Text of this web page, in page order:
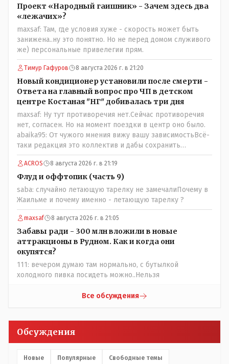
было в истории независимого Казахстана депутата
который что то указывал бы действующему президенту,
не иначе инопланетянин, ну а на чём инопланетяне
передвигаются?
Проект «Народный гаишник» - Зачем здесь два
«лежачих»?
maxsaf: Там, где условия хуже - скорость может быть
занижена..ну это понятно. Но не перед домом служивого
же) персональные привелегии прям.
Тимур Гафуров 8 августа 2026 г. в 21:20
Новый кондиционер установили после смерти -
Ответа на главный вопрос про ЧП в детском
центре Костаная "НГ" добивалась три дня
maxsaf: Ну тут противоречия нет.Сейчас противоречия
нет, согласен. Но на момент поездки в центр оно было.
abaika95: От чужого мнения вижу вашу зависимостьВсё-
таки редакция это коллектив и дабы сохранить
профессиональное лицо можно было бы и указать
Общественному объединению на не корректность
высказываний о вас в том тоне в котором была та
публикация.В комментарии от ОО было и мнение, и
факт. На мнение я ответил там же. В том же тоне
отвечать не намерен, но акценты расставил. А вот факт
нужно было проверить. Что мы и сделали. И если это вы
называете зависимостью, то у меня другое
представление об этом термине.
ACROS 8 августа 2026 г. в 21:19
Флуд и оффтопик (часть 9)
saba: случайно летающую тарелку не замечалиПочему в
Жаильме и почему именно - летающую тарелку ?
maxsaf 8 августа 2026 г. в 21:05
Забавы ради - 300 млн вложили в новые
аттракционы в Рудном. Как и когда они
окупятся?
111: вечером думаю там нормально, с бутылкой
холодного пивка посидеть можно..Нельзя
Все обсуждения
Обсуждения
Новые Популярные Свободные темы